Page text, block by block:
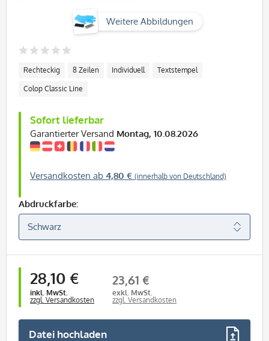
Weitere Abbildungen
Rechteckig 8 Zeilen Individuell Textstempel
Colop Classic Line
Sofort lieferbar
Garantierter Versand Montag, 10.08.2026
Versandkosten ab 4,80 € (innerhalb von Deutschland)
Abdruckfarbe:
28,10 €
inkl. MwSt.
zzgl. Versandkosten
23,61 €
exkl. MwSt.
zzgl. Versandkosten
Datei hochladen